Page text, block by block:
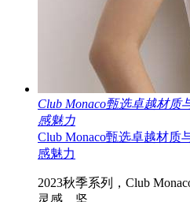
Club Monaco甄选卓越材质
感魅力
Club Monaco甄选卓越材质
感魅力
2023秋季系列，Club
灵感，坚..